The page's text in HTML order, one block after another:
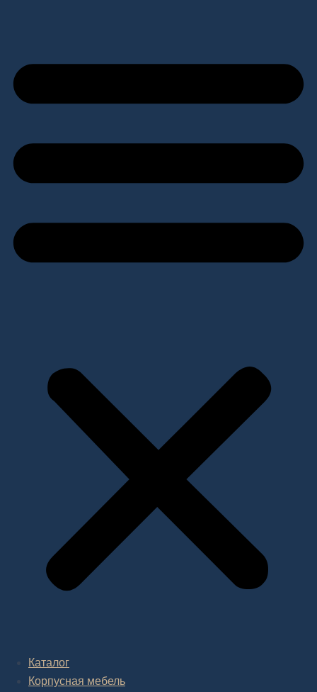
Каталог
Корпусная мебель
дизайн проекта интерьера,
В салоне мебелииинтернет магазине дизайнерской мебели